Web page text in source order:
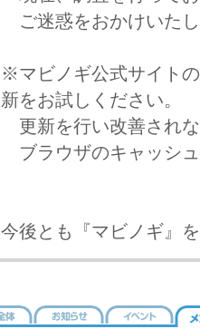
ご迷惑をおかけいた
※マビノギ公式サイト
新をお試しください。
更新を行い改善され
ブラウザのキャッシ
今後とも『マビノギ』